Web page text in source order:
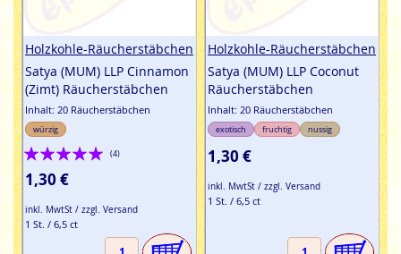
Holzkohle-Räucherstäbchen
Satya (MUM) LLP Cinnamon
(Zimt) Räucherstäbchen
Inhalt: 20 Räucherstäbchen
würzig
Bewertung:
95%
(4)
1,30 €
inkl. MwtSt / zzgl. Versand
1 St. / 6,5 ct
Holzkohle-Räucherstäbchen
Satya (MUM) LLP Coconut
Räucherstäbchen
Inhalt: 20 Räucherstäbchen
exotisch fruchtig nussig
1,30 €
inkl. MwtSt / zzgl. Versand
1 St. / 6,5 ct